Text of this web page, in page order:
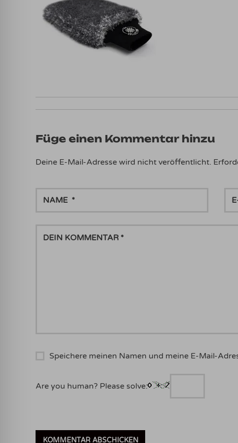
Füge einen Kommentar hinzu
Deine E-Mail-Adresse wird nicht veröffentlicht.
KOMMENTAR
Speichere meinen Namen und meine E-Mail-
Are you human? Please solve: